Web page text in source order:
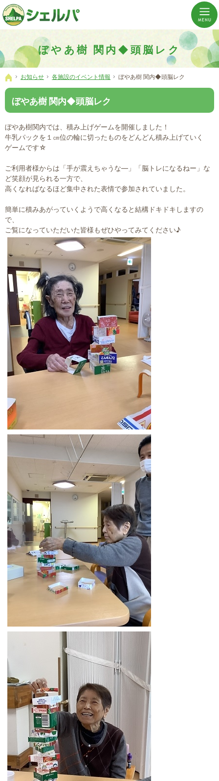
ぼやあ樹 関内◆頭脳レク
介護の「通い・泊まり・訪問」から必要なものだけをご提供。介護のことならシェルパへ。
横浜市神奈川区 事業所数No,1の小規模多機能型居宅介護ぼやあ樹
ホーム
お知らせ 各施設のイベント情報 ぼやあ樹 関内◆頭脳レク
ぼやあ樹 関内◆頭脳レク
ぼやあ樹関内では、積み上げゲームを開催しました！
牛乳パックを１㎝位の輪に切ったものをどんどん積み上げていく
ゲームです☆
ご利用者様からは「手が震えちゃうな―」「脳トレになるねー」な
ど笑顔が見られる一方で、
高くなればなるほど集中された表情で参加されていました。
簡単に積みあがっていくようで高くなると結構ドキドキしますの
で、
ご覧になっていただいた皆様もぜひやってみてください♪